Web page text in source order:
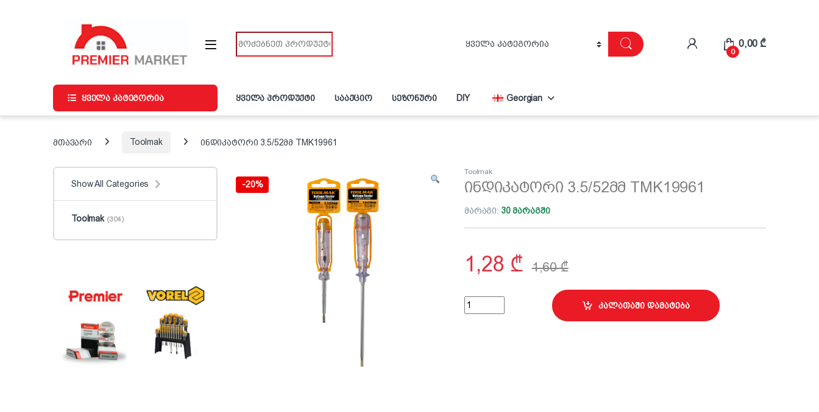
0
0,00 ₾
ყველა კატეგორია ყველა პროდუქტი სააქციო სეზონური DIY Georgian
მთავარი Toolmak ინდიკატორი 3.5/52მმ TMK19961
-20%
Toolmak
ინდიკატორი 3.5/52მმ TMK19961
მარაგი: 30 მარაგში
1,28 ₾ 1,60₾
ინდიკატორი 3.5/52მმ TMK19961 quantityკალათაში დამატება
Show All Categories
Toolmak (304)